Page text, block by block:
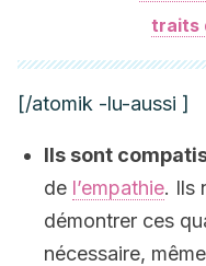
traits
[/atomik -lu-aussi ]
Ils sont
de l’empathie. Ils
démontrer ces
nécessaire,